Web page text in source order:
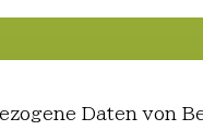
Daten von